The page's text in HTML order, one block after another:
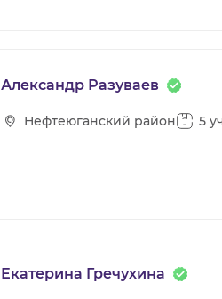
Александр Разуваев
Нефтеюганский район 5
Екатерина Гречухина